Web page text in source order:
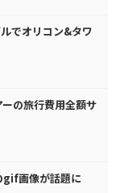
でオリコン&タワ
の旅行費用全額サ
gif画像が話題に